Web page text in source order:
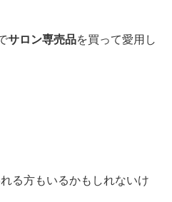
サロン専売品を買って愛用し
る方もいるかもしれないけ